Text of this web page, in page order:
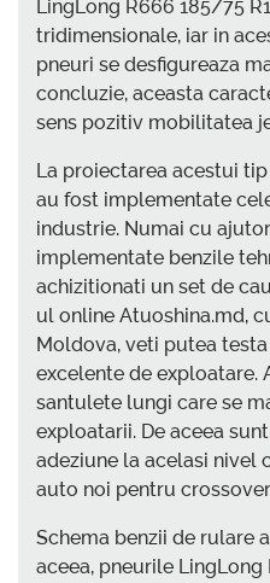
LingLong R666 185/75
tridimensionale, iar in
pneuri se desfigureaza
concluzie, aceasta
sens pozitiv mobilitatea
La proiectarea acestui
au fost implementate
industrie. Numai cu
implementate benzile
achizitionati un set de
ul online Atuoshina.md,
Moldova, veti putea
excelente de exploatare.
santulete lungi care se
exploatarii. De aceea
adeziune la acelasi nivel
auto noi pentru
Schema benzii de rulare
aceea, pneurile LingLong